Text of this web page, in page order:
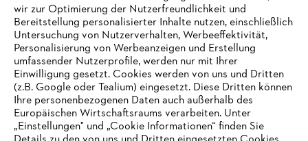
Unternehmen
wir zur Optimierung der Nutzerfreundlichkeit und
Bereitstellung personalisierter Inhalte nutzen, einschließlich
Untersuchung von Nutzerverhalten, Werbeeffektivität,
Personalisierung von Werbeanzeigen und Erstellung
umfassender Nutzerprofile, werden nur mit Ihrer
Einwilligung gesetzt. Cookies werden von uns und Dritten
(z.B. Google oder Tealium) eingesetzt. Diese Dritten können
Ihre personenbezogenen Daten auch außerhalb des
Europäischen Wirtschaftsraums verarbeiten. Unter
„Einstellungen" und „Cookie Informationen“ finden Sie